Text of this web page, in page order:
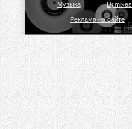
Музыка Dj mixes
Реклама на сайте